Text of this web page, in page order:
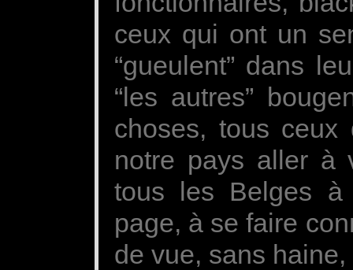
ceux qui ont un
“gueulent” dans
“les autres”
choses, tous
notre pays aller à
tous les Belges à
page, à se faire
de vue, sans